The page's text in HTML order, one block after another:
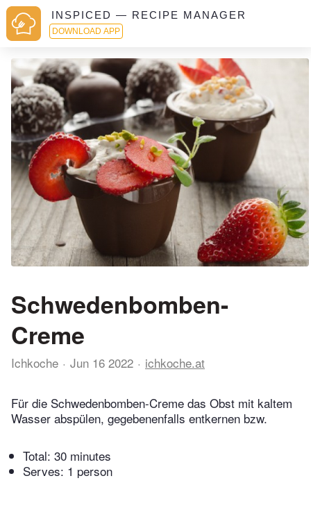
INSPICED — RECIPE MANAGER
DOWNLOAD APP
Schwedenbomben-
Creme
Ichkoche Jun 16 2022 ichkoche.at
Für die Schwedenbomben-Creme das Obst mit kaltem
Wasser abspülen, gegebenenfalls entkernen bzw.
Total: 30 minutes
Serves: 1 person